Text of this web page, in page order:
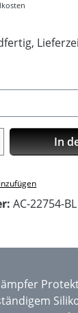
Gib
In
AC-22754-BL